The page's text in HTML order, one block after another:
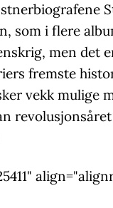
som i flere
men det
fremste
vekk mulige